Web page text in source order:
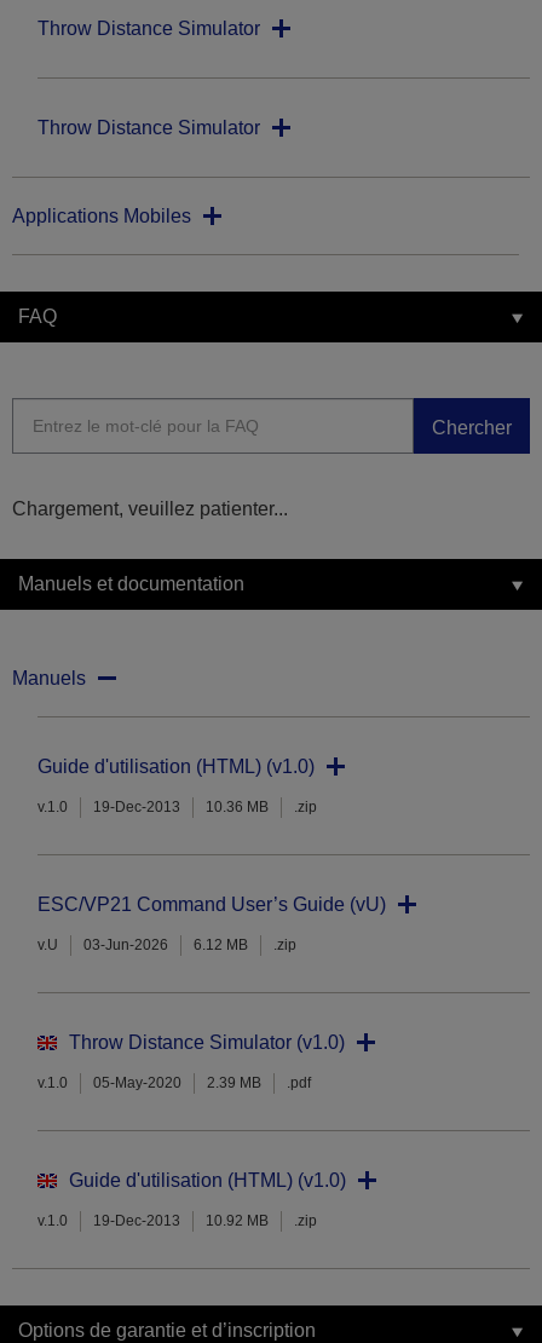
Throw Distance Simulator
Throw Distance Simulator
Applications Mobiles
FAQ
Chercher
Chargement, veuillez patienter...
Manuels et documentation
Manuels
Guide d'utilisation (HTML) (v1.0)
v.1.0 19-Dec-2013 10.36 MB .zip
ESC/VP21 Command User’s Guide (vU)
v.U 03-Jun-2026 6.12 MB .zip
Throw Distance Simulator (v1.0)
v.1.0 05-May-2020 2.39 MB .pdf
Guide d'utilisation (HTML) (v1.0)
v.1.0 19-Dec-2013 10.92 MB .zip
Options de garantie et d’inscription